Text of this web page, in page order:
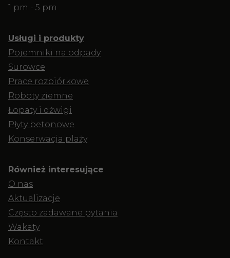
1 pm - 5 pm
Usługi i produkty
Pojemniki na odpady
Surowce
Prace rozbiórkowe
Roboty ziemne
Łopaty i dźwigi
Płyty betonowe
Konserwacja plaży
Również interesujące
O nas
Aktualizacje
Często zadawane pytania
Wakaty
Kontakt